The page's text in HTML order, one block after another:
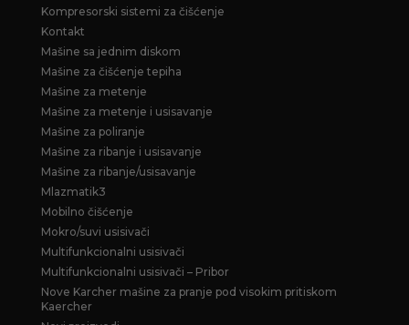
Kompresorski sistemi za čišćenje
Kontakt
Mašine sa jednim diskom
Mašine za čišćenje tepiha
Mašine za metenje
Mašine za metenje i usisavanje
Mašine za poliranje
Mašine za ribanje i usisavanje
Mašine za ribanje/usisavanje
Mlazmatik3
Mobilno čišćenje
Mokro/suvi usisivači
Multifunkcionalni usisivači
Multifunkcionalni usisivači – Pribor
Nove Karcher mašine za pranje pod visokim pritiskom
Kaercher